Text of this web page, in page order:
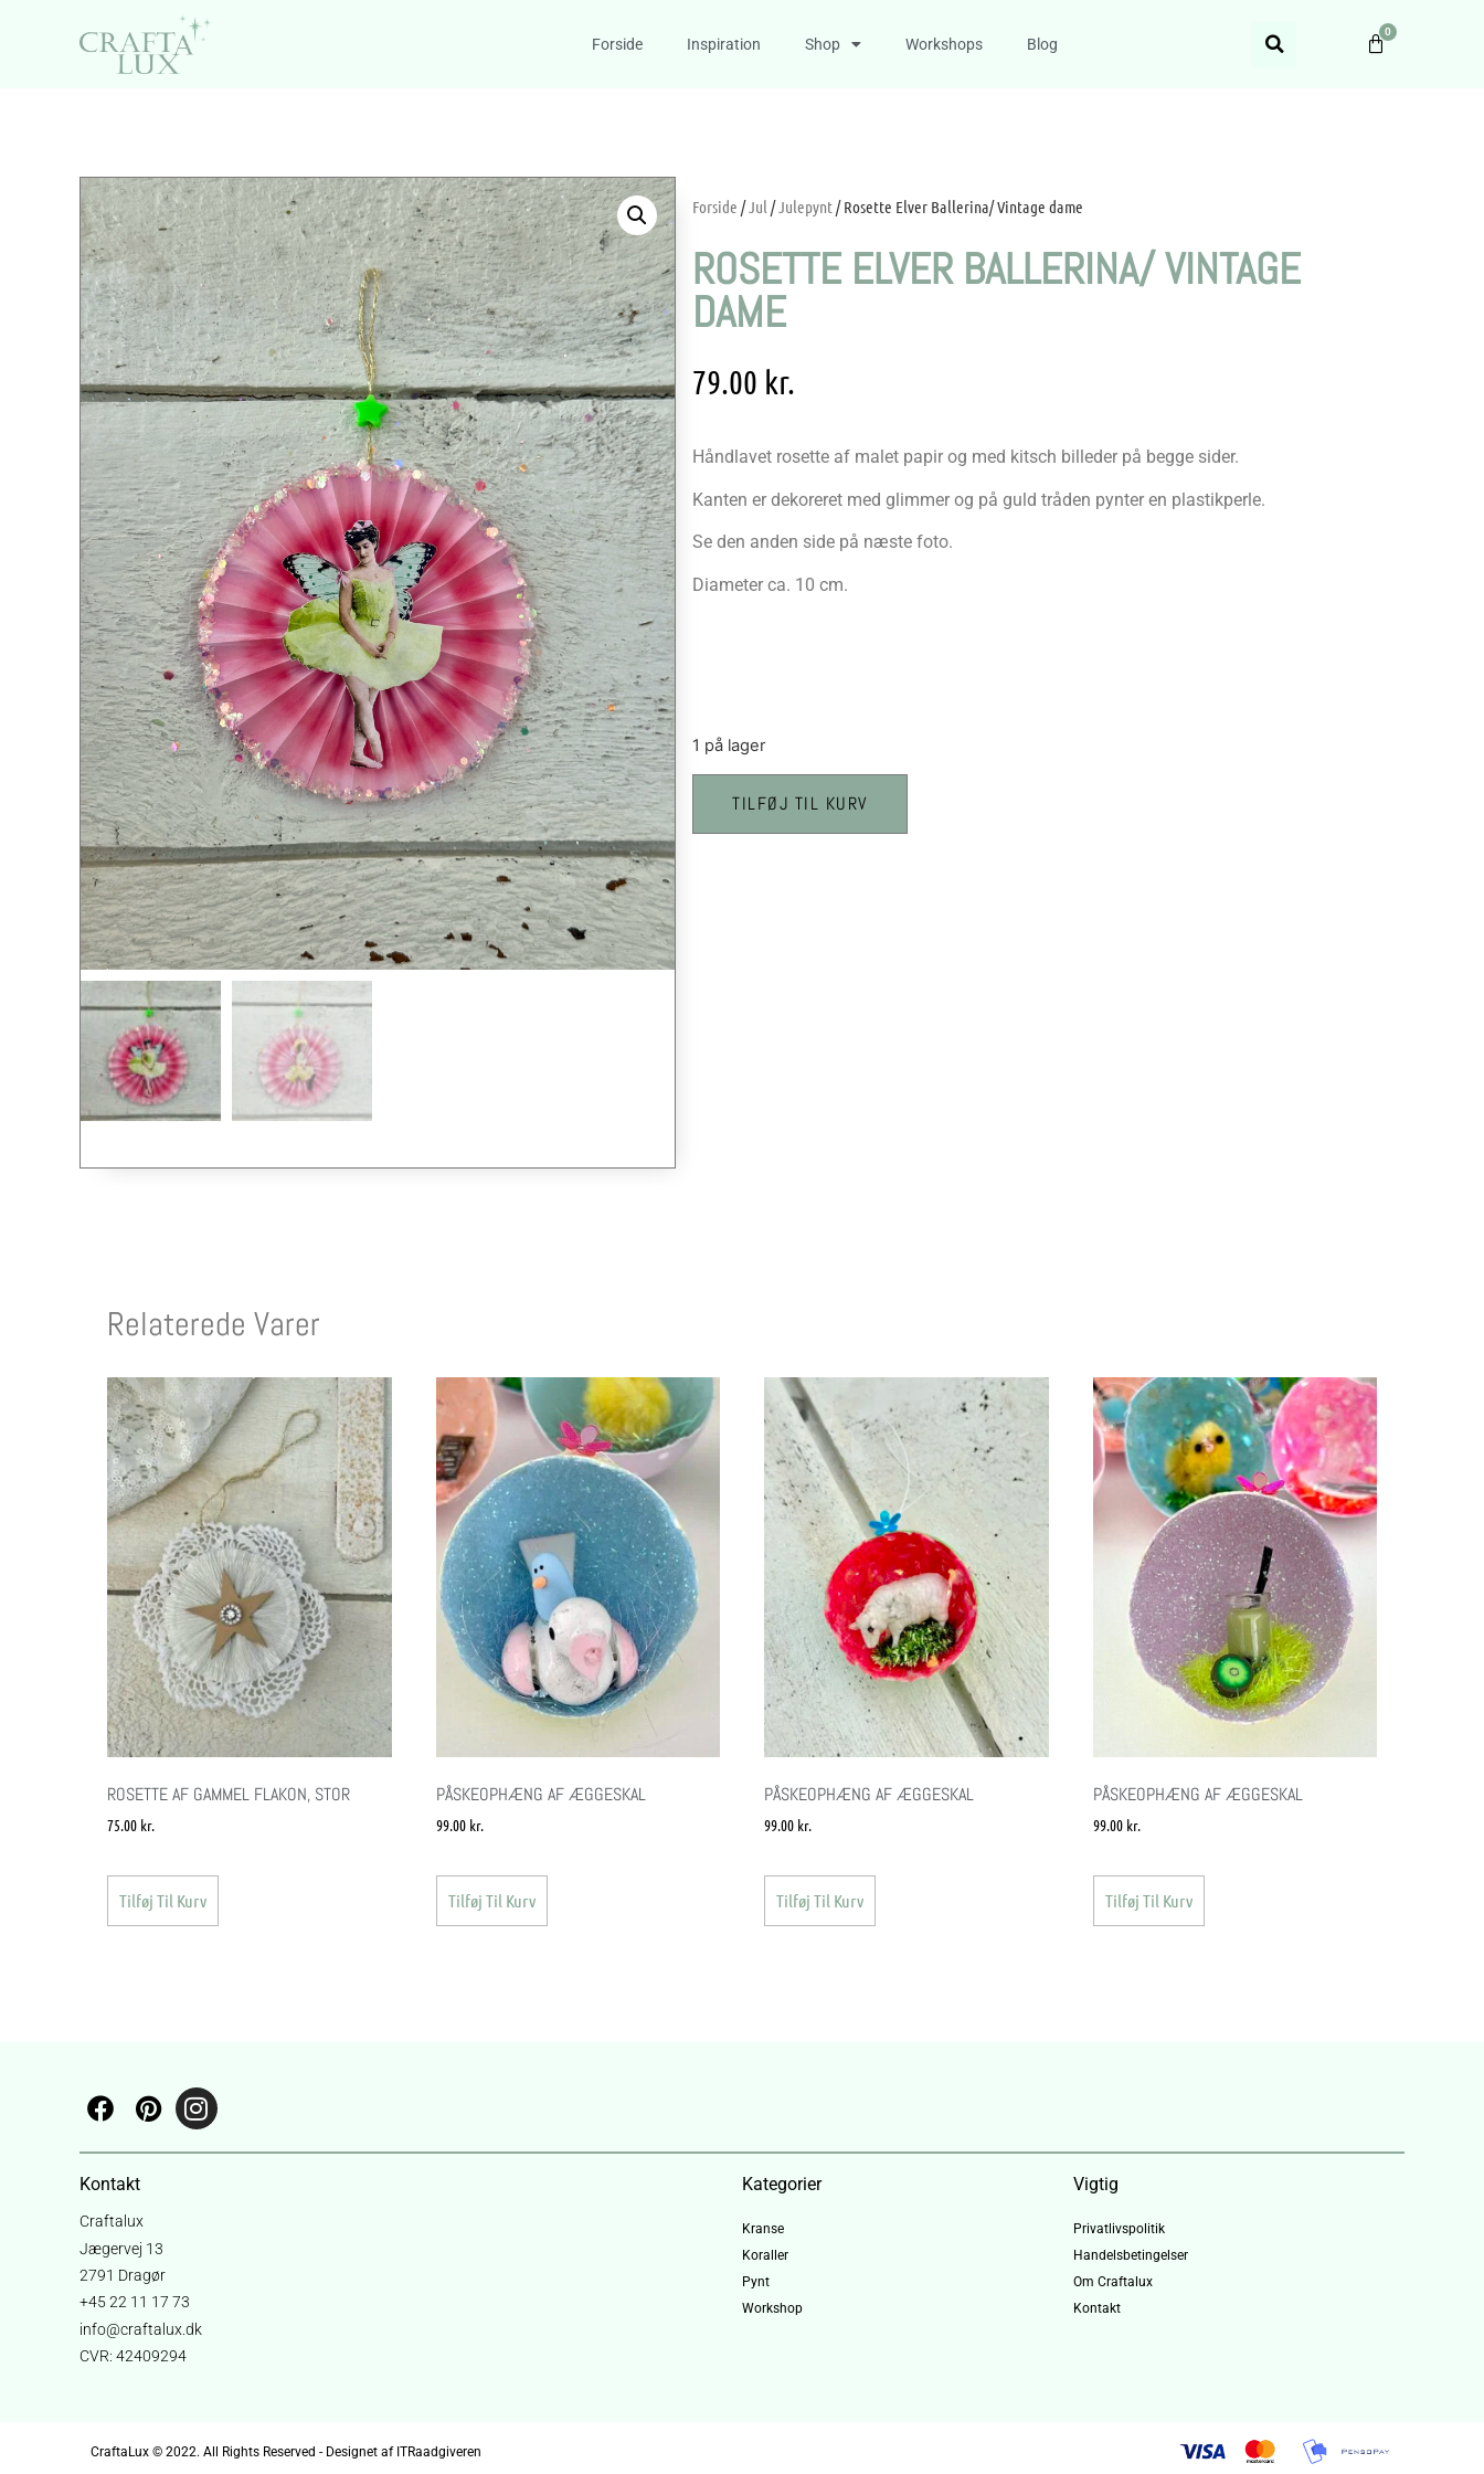
Forside Inspiration Shop Workshops Blog
0
Forside /Jul /Julepynt/ Rosette Elver Ballerina/ Vintage dame
ROSETTE ELVER BALLERINA/ VINTAGE
DAME
79.00 kr.
Håndlavet rosette af malet papir og med kitsch billeder på begge sider.
Kanten er dekoreret med glimmer og på guld tråden pynter en plastikperle.
Se den anden side på næste foto.
Diameter ca. 10 cm.
1 på lager
TILFØJ TIL KURV
Relaterede Varer
ROSETTE AF GAMMEL FLAKON, STOR
75.00 kr.
Tilføj Til Kurv
PÅSKEOPHÆNG AF ÆGGESKAL
99.00 kr.
Tilføj Til Kurv
PÅSKEOPHÆNG AF ÆGGESKAL
99.00 kr.
Tilføj Til Kurv
PÅSKEOPHÆNG AF ÆGGESKAL
99.00 kr.
Tilføj Til Kurv
Kontakt
Craftalux
Jægervej 13
2791 Dragør
+45 22 11 17 73
info@craftalux.dk
CVR: 42409294
Kategorier
Kranse
Koraller
Pynt
Workshop
Vigtig
Privatlivspolitik
Handelsbetingelser
Om Craftalux
Kontakt
CraftaLux © 2022. All Rights Reserved - Designet af ITRaadgiveren